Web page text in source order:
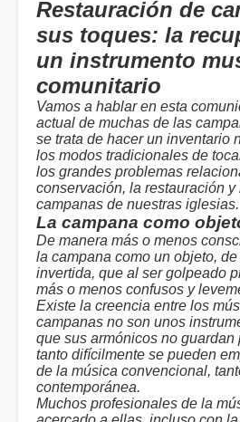
Restauración de
sus toques: la
un instrumento
comunitario
Vamos a hablar en esta
actual de muchas de las
se trata de hacer un inventario
los modos tradicionales de
los grandes problemas
conservación, la restauración
campanas de nuestras iglesias.
La campana como
De manera más o menos
la campana como un objeto,
invertida, que al ser golpeado
más o menos confusos y
Existe la creencia entre los
campanas no son unos
que sus armónicos no guardan
tanto difícilmente se pueden
de la música convencional,
contemporánea.
Muchos profesionales de la